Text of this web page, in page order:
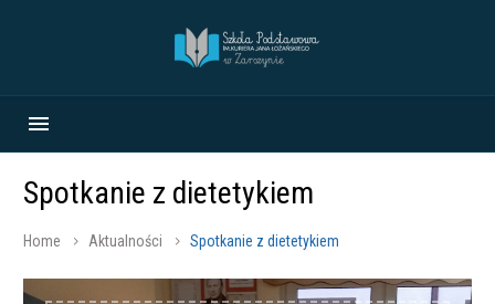
Spotkanie z dietetykiem
Home Aktualności Spotkanie z dietetykiem